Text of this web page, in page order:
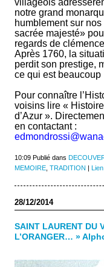
villageois
notre grand
humblement sur
sacrée majesté»
regards de
Après 1760, la
perdit son prestige,
ce qui est beaucoup
Pour connaître
voisins lire «
d’Azur ».
en contactant :
10:09 Publié dans
MEMOIRE, TRADITION
28/12/2014
SAINT LAURENT DU
L’ORANGER… »